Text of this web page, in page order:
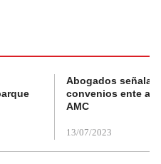
Abogados
convenios ente
AMC
13/07/2023